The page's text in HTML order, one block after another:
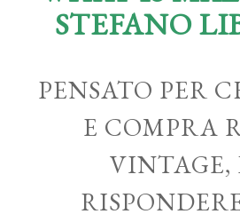
STEFANO
PENSATO PER
E COMPRA
VINTAGE,